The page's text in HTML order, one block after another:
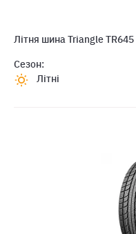
Літня шина Triangle TR645
Сезон:
Літні